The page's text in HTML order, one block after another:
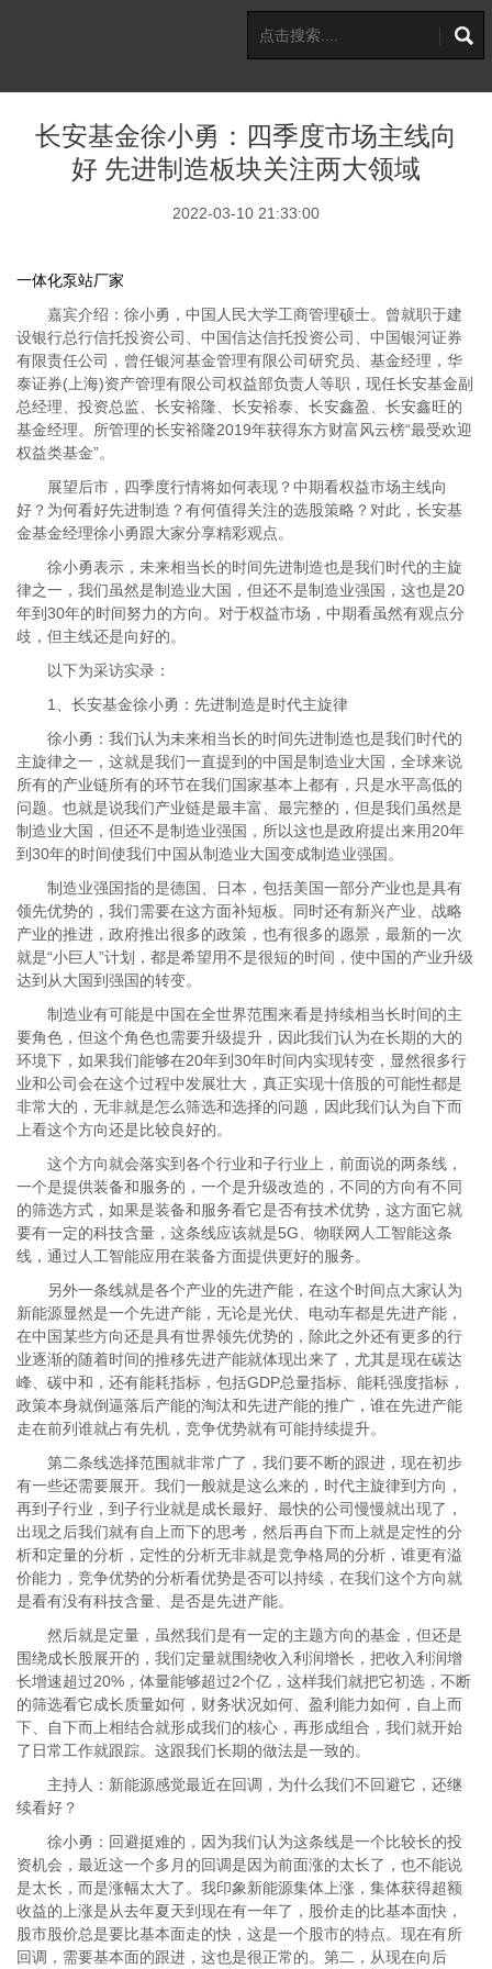
长安基金徐小勇：四季度市场主线向
好 先进制造板块关注两大领域
2022-03-10 21:33:00
一体化泵站厂家
嘉宾介绍：徐小勇，中国人民大学工商管理硕士。曾就职于建
设银行总行信托投资公司、中国信达信托投资公司、中国银河证券
有限责任公司，曾任银河基金管理有限公司研究员、基金经理，华
泰证券(上海)资产管理有限公司权益部负责人等职，现任长安基金副
总经理、投资总监、长安裕隆、长安裕泰、长安鑫盈、长安鑫旺的
基金经理。所管理的长安裕隆2019年获得东方财富风云榜“最受欢迎
权益类基金”。
展望后市，四季度行情将如何表现？中期看权益市场主线向
好？为何看好先进制造？有何值得关注的选股策略？对此，长安基
金基金经理徐小勇跟大家分享精彩观点。
徐小勇表示，未来相当长的时间先进制造也是我们时代的主旋
律之一，我们虽然是制造业大国，但还不是制造业强国，这也是20
年到30年的时间努力的方向。对于权益市场，中期看虽然有观点分
歧，但主线还是向好的。
以下为采访实录：
1、长安基金徐小勇：先进制造是时代主旋律
徐小勇：我们认为未来相当长的时间先进制造也是我们时代的
主旋律之一，这就是我们一直提到的中国是制造业大国，全球来说
所有的产业链所有的环节在我们国家基本上都有，只是水平高低的
问题。也就是说我们产业链是最丰富、最完整的，但是我们虽然是
制造业大国，但还不是制造业强国，所以这也是政府提出来用20年
到30年的时间使我们中国从制造业大国变成制造业强国。
制造业强国指的是德国、日本，包括美国一部分产业也是具有
领先优势的，我们需要在这方面补短板。同时还有新兴产业、战略
产业的推进，政府推出很多的政策，也有很多的愿景，最新的一次
就是“小巨人”计划，都是希望用不是很短的时间，使中国的产业升级
达到从大国到强国的转变。
制造业有可能是中国在全世界范围来看是持续相当长时间的主
要角色，但这个角色也需要升级提升，因此我们认为在长期的大的
环境下，如果我们能够在20年到30年时间内实现转变，显然很多行
业和公司会在这个过程中发展壮大，真正实现十倍股的可能性都是
非常大的，无非就是怎么筛选和选择的问题，因此我们认为自下而
上看这个方向还是比较良好的。
这个方向就会落实到各个行业和子行业上，前面说的两条线，
一个是提供装备和服务的，一个是升级改造的，不同的方向有不同
的筛选方式，如果是装备和服务看它是否有技术优势，这方面它就
要有一定的科技含量，这条线应该就是5G、物联网人工智能这条
线，通过人工智能应用在装备方面提供更好的服务。
另外一条线就是各个产业的先进产能，在这个时间点大家认为
新能源显然是一个先进产能，无论是光伏、电动车都是先进产能，
在中国某些方向还是具有世界领先优势的，除此之外还有更多的行
业逐渐的随着时间的推移先进产能就体现出来了，尤其是现在碳达
峰、碳中和，还有能耗指标，包括GDP总量指标、能耗强度指标，
政策本身就倒逼落后产能的淘汰和先进产能的推广，谁在先进产能
走在前列谁就占有先机，竞争优势就有可能持续提升。
第二条线选择范围就非常广了，我们要不断的跟进，现在初步
有一些还需要展开。我们一般就是这么来的，时代主旋律到方向，
再到子行业，到子行业就是成长最好、最快的公司慢慢就出现了，
出现之后我们就有自上而下的思考，然后再自下而上就是定性的分
析和定量的分析，定性的分析无非就是竞争格局的分析，谁更有溢
价能力，竞争优势的分析看优势是否可以持续，在我们这个方向就
是看有没有科技含量、是否是先进产能。
然后就是定量，虽然我们是有一定的主题方向的基金，但还是
围绕成长股展开的，我们定量就围绕收入利润增长，把收入利润增
长增速超过20%，体量能够超过2个亿，这样我们就把它初选，不断
的筛选看它成长质量如何，财务状况如何、盈利能力如何，自上而
下、自下而上相结合就形成我们的核心，再形成组合，我们就开始
了日常工作就跟踪。这跟我们长期的做法是一致的。
主持人：新能源感觉最近在回调，为什么我们不回避它，还继
续看好？
徐小勇：回避挺难的，因为我们认为这条线是一个比较长的投
资机会，最近这一个多月的回调是因为前面涨的太长了，也不能说
是太长，而是涨幅太大了。我印象新能源集体上涨，集体获得超额
收益的上涨是从去年夏天到现在有一年了，股价走的比基本面快，
股市股价总是要比基本面走的快，这是一个股市的特点。现在有所
回调，需要基本面的跟进，这也是很正常的。第二，从现在向后